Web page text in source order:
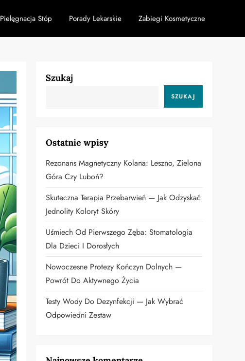
Pielęgnacja Stóp Porady Lekarskie Zabiegi Kosmetyczne
Szukaj
SZUKAJ
Ostatnie wpisy
Rezonans Magnetyczny Kolana: Leszno, Zielona
Góra Czy Luboń?
Skuteczna Terapia Przebarwień — Jak Odzyskać
Jednolity Koloryt Skóry
Uśmiech Od Pierwszego Zęba: Stomatologia
Dla Dzieci I Dorosłych
Nowoczesne Protezy Kończyn Dolnych —
Powrót Do Aktywnego Życia
Testy Wody Do Dezynfekcji — Jak Wybrać
Odpowiedni Zestaw